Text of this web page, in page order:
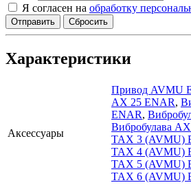
Я согласен на обработку
Сбросить
Характеристики
Аксессуары
Привод AVMU
АХ 25 ENAR,
ENAR,
Вибробулава
ТАХ 3 (AVMU)
ТАХ 4 (AVMU)
ТАХ 5 (AVMU)
ТАХ 6 (AVMU)